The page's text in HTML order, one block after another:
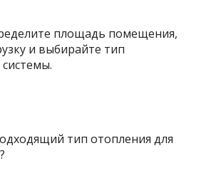
площадь помещения,
и выбирайте тип
тип отопления для